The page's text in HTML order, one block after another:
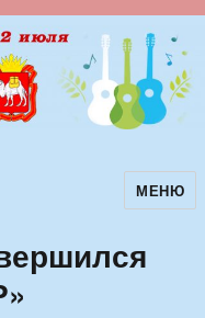
авторскойМЕНЮ